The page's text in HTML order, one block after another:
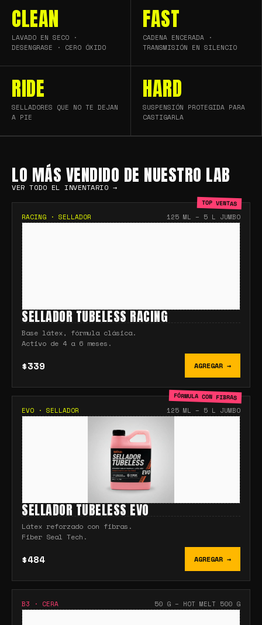
CLEAN
LAVADO EN SECO ·
DESENGRASE · CERO ÓXIDO
FAST
CADENA ENCERADA ·
TRANSMISIÓN EN SILENCIO
RIDE
SELLADORES QUE NO TE DEJAN
A PIE
HARD
SUSPENSIÓN PROTEGIDA PARA
CASTIGARLA
LO MÁS VENDIDO DE NUESTRO LAB
VER TODO EL INVENTARIO →
TOP VENTAS
RACING · SELLADOR 125 ML – 5 L JUMBO
SELLADOR TUBELESS RACING
Base látex, fórmula clásica.
Activo de 4 a 6 meses.
$339 AGREGAR →
FÓRMULA CON FIBRAS
EVO · SELLADOR 125 ML – 5 L JUMBO
SELLADOR TUBELESS EVO
Látex reforzado con fibras.
Fiber Seal Tech.
$484 AGREGAR →
B3 · CERA 50 G – HOT MELT 500 G